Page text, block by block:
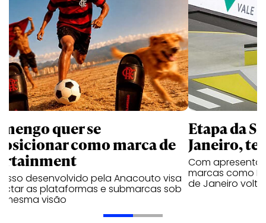
quer se
como marca de
desenvolvido pela Anacouto visa
as plataformas e submarcas sob
mesma visão
Etapa da
Janeiro,
Com
marcas como
de Janeiro